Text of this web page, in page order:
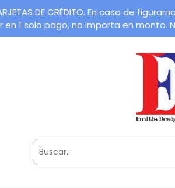
TARJETAS DE CRÉDITO. En caso
1 solo pago, no importa en monto. NO